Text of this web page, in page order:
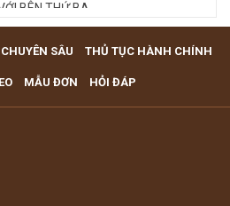
BÊN THỨ BA
VẤN MIỄN PHÍ QUA ĐIỆN THOẠI
SÂU THỦ TỤC HÀNH CHÍNH
MẪU ĐƠN HỎI ĐÁP